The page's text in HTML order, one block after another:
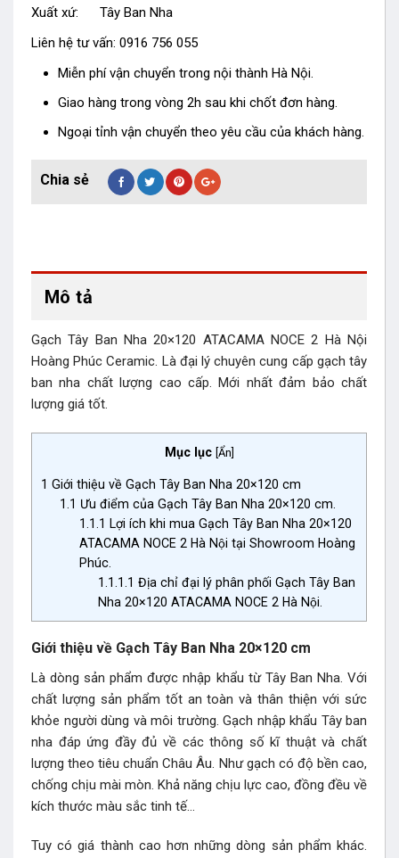
Xuất xứ: Tây Ban Nha
Liên hệ tư vấn: 0916 756 055
Miễn phí vận chuyển trong nội thành Hà Nội.
Giao hàng trong vòng 2h sau khi chốt đơn hàng.
Ngoại tỉnh vận chuyển theo yêu cầu của khách hàng.
Mô tả
Gạch Tây Ban Nha 20×120 ATACAMA NOCE 2 Hà Nội
Hoàng Phúc Ceramic. Là đại lý chuyên cung cấp gạch tây
ban nha chất lượng cao cấp. Mới nhất đảm bảo chất
lượng giá tốt.
Mục lục [Ẩn]
1 Giới thiệu về Gạch Tây Ban Nha 20×120 cm
1.1 Ưu điểm của Gạch Tây Ban Nha 20×120 cm.
1.1.1 Lợi ích khi mua Gạch Tây Ban Nha 20×120
ATACAMA NOCE 2 Hà Nội tại Showroom Hoàng
Phúc.
1.1.1.1 Địa chỉ đại lý phân phối Gạch Tây Ban
Nha 20×120 ATACAMA NOCE 2 Hà Nội.
Giới thiệu về Gạch Tây Ban Nha 20×120 cm
Là dòng sản phẩm được nhập khẩu từ Tây Ban Nha. Với
chất lượng sản phẩm tốt an toàn và thân thiện với sức
khỏe người dùng và môi trường. Gạch nhập khẩu Tây ban
nha đáp ứng đầy đủ về các thông số kĩ thuật và chất
lượng theo tiêu chuẩn Châu Âu. Như gạch có độ bền cao,
chống chịu mài mòn. Khả năng chịu lực cao, đồng đều về
kích thước màu sắc tinh tế…
Tuy có giá thành cao hơn những dòng sản phẩm khác.